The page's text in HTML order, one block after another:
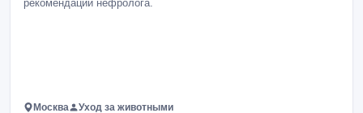
рекомендации нефролога.
Москва Уход за животными